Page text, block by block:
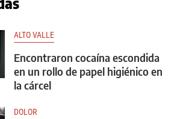
ALTO VALLE
Encontraron cocaína escondida
en un rollo de papel higiénico en
la cárcel
DOLOR